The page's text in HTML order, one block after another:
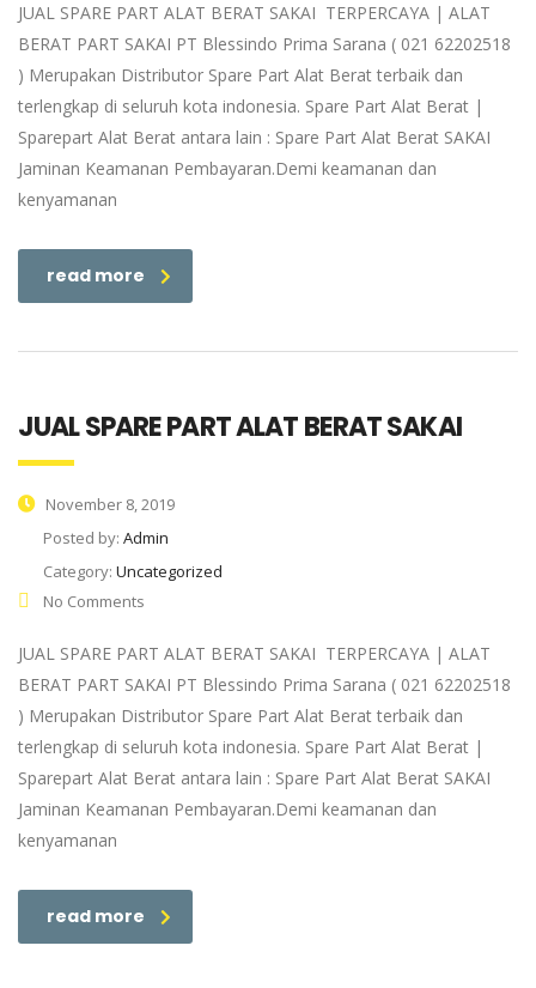
JUAL SPARE PART ALAT BERAT SAKAI TERPERCAYA | ALAT
BERAT PART SAKAI PT Blessindo Prima Sarana ( 021 62202518
) Merupakan Distributor Spare Part Alat Berat terbaik dan
terlengkap di seluruh kota indonesia. Spare Part Alat Berat |
Sparepart Alat Berat antara lain : Spare Part Alat Berat SAKAI
Jaminan Keamanan Pembayaran.Demi keamanan dan
kenyamanan
read more
JUAL SPARE PART ALAT BERAT SAKAI
November 8, 2019
Posted by: Admin
Category: Uncategorized
No Comments
JUAL SPARE PART ALAT BERAT SAKAI TERPERCAYA | ALAT
BERAT PART SAKAI PT Blessindo Prima Sarana ( 021 62202518
) Merupakan Distributor Spare Part Alat Berat terbaik dan
terlengkap di seluruh kota indonesia. Spare Part Alat Berat |
Sparepart Alat Berat antara lain : Spare Part Alat Berat SAKAI
Jaminan Keamanan Pembayaran.Demi keamanan dan
kenyamanan
read more